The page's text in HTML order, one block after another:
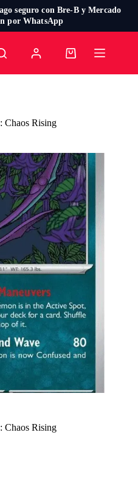
seguro con Bre-B y Mercado
por WhatsApp
Carro
Chaos Rising
Chaos Rising